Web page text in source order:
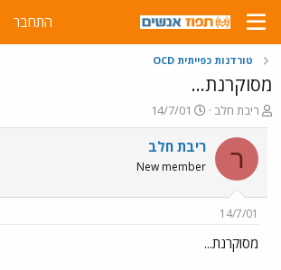
התחבר
טורדנות כפייתית OCD
מסוקרנת...
פ
ו
ת
ח
ה
ש
א
ריבת חלב
פ
ו
ר
ס
ם
14/7/01
ר ריבת חלב
New member
14/7/01
מסוקרנת...